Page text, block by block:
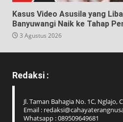
Kasus Video Asusila yang
Banyuwangi Naik ke Tahap
3 Agustus 2026
Redaksi :
Jl. Taman Bahagia No. 1C, Nglajo,
Email :
Whatsapp : 089509649681